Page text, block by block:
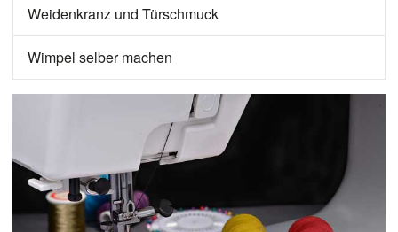
Weidenkranz und Türschmuck
Wimpel selber machen